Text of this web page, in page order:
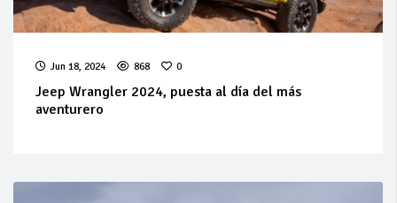
Jun 18, 2024 868 0
Jeep Wrangler 2024, puesta al día del más
aventurero